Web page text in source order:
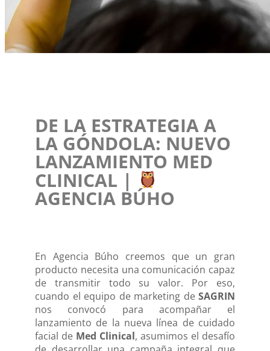
DE LA ESTRATEGIA A
LA GÓNDOLA: NUEVO
LANZAMIENTO MED
CLINICAL |
AGENCIA BÚHO
En Agencia Búho creemos que un gran
producto necesita una comunicación capaz
de transmitir todo su valor. Por eso,
cuando el equipo de marketing de SAGRIN
nos convocó para acompañar el
lanzamiento de la nueva línea de cuidado
facial de Med Clinical, asumimos el desafío